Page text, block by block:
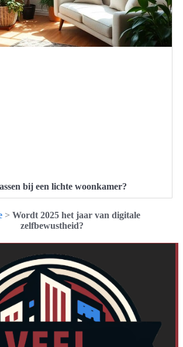
bij een lichte woonkamer?
> Wordt 2025 het jaar van digitale
zelfbewustheid?